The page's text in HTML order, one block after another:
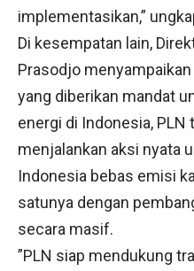
implementasikan,”
Di kesempatan lain,
Prasodjo
yang diberikan mandat
energi di Indonesia, PLN
menjalankan aksi nyata
Indonesia bebas emisi
satunya dengan
secara masif.
”PLN siap mendukung